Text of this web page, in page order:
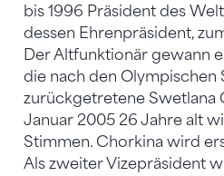
bis 1996 Präsident des
dessen Ehrenpräsident,
Der Altfunktionär gewann
die nach den Olympischen
zurückgetretene Swetlana
Januar 2005 26 Jahre alt
Stimmen. Chorkina wird
Als zweiter Vizepräsident